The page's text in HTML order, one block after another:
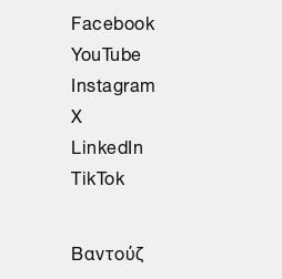
Facebook
YouTube
Instagram
X
LinkedIn
TikTok
Βαντούζ